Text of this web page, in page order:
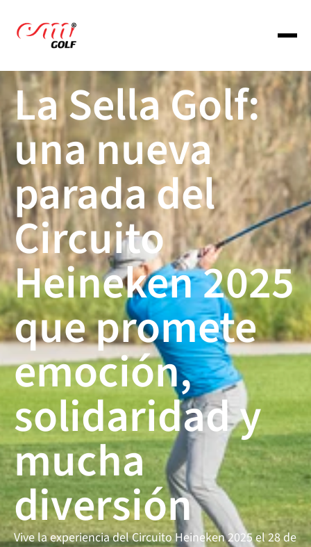
La Sella Golf:
una nueva
parada del
Circuito
Heineken 2025
que promete
emoción,
solidaridad y
mucha
diversión
Vive la experiencia del Circuito Heineken 2025 el 28 de
About us
Services
Portfolio
Portfolio
Portfolio
Circuito Heineken
Contact us